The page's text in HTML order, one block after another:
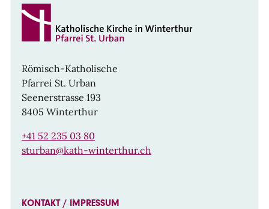
Römisch-Katholische
Pfarrei St. Urban
Seenerstrasse 193
8405 Winterthur
+41 52 235 03 80
sturban@kath-winterthur.ch
KONTAKT / IMPRESSUM